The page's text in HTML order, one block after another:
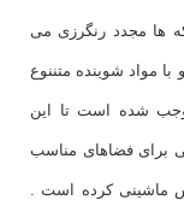
ها مجدد رنگرزی می
با مواد شوینده متننوع
شده است تا این
برای فضاهای مناسب
ماشینی کرده است .